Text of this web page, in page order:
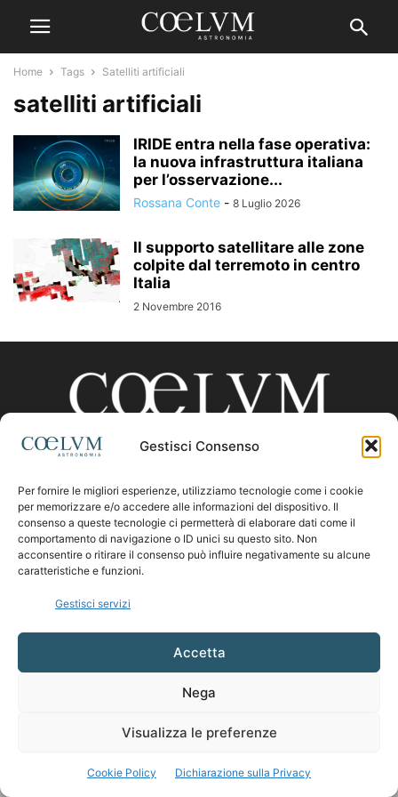
Gestisci Consenso
Per fornire le migliori esperienze, utilizziamo tecnologie come i cookie
per memorizzare e/o accedere alle informazioni del dispositivo. Il
consenso a queste tecnologie ci permetterà di elaborare dati come il
comportamento di navigazione o ID unici su questo sito. Non
acconsentire o ritirare il consenso può influire negativamente su alcune
caratteristiche e funzioni.
Gestisci servizi
Accetta
Nega
Visualizza le preferenze
Cookie Policy Dichiarazione sulla Privacy
Home Tags Satelliti artificiali
satelliti artificiali
IRIDE entra nella fase operativa:
la nuova infrastruttura italiana
per l’osservazione...
Rossana Conte - 8 Luglio 2026
Il supporto satellitare alle zone
colpite dal terremoto in centro
Italia
2 Novembre 2016
CHI SIAMO
Contattaci:coelumastro@coelum.com